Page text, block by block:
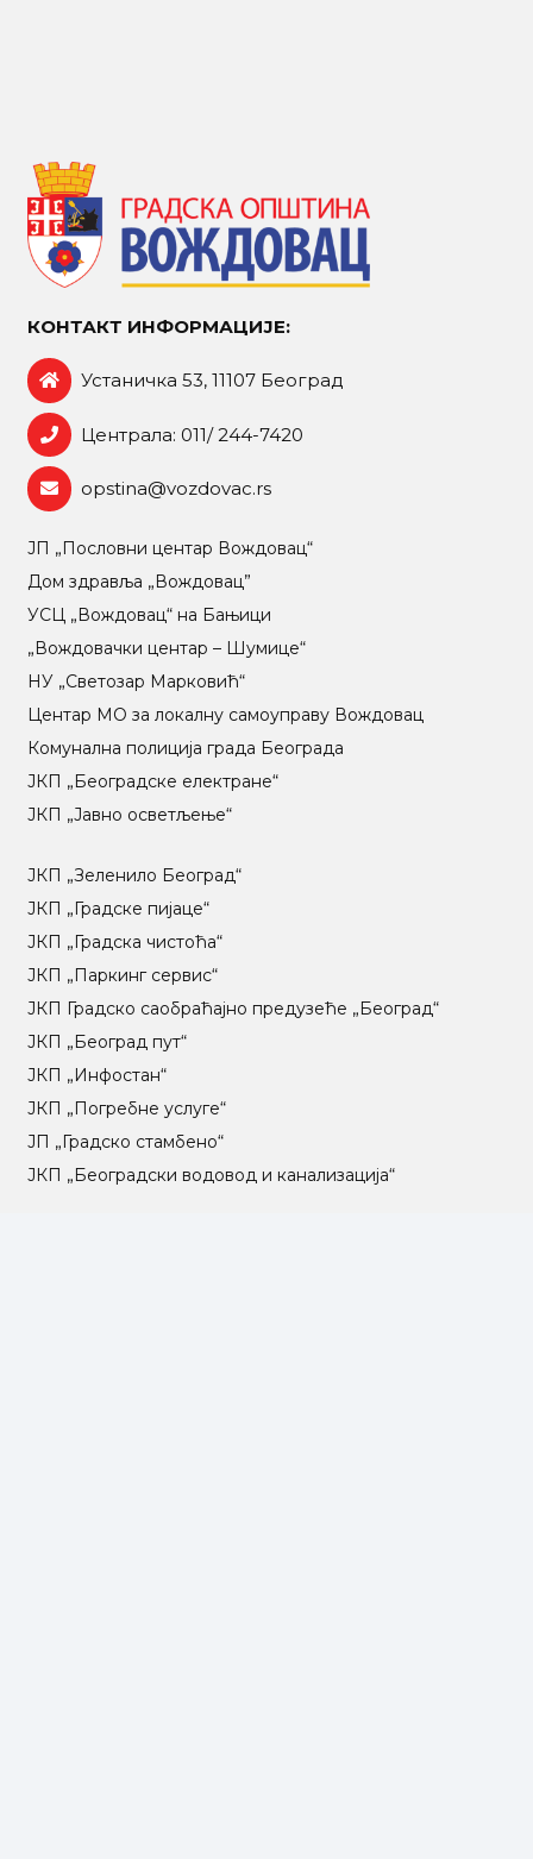
КОНТАКТ ИНФОРМАЦИЈЕ:
Устаничка 53, 11107 Београд
Централа: 011/ 244-7420
opstina@vozdovac.rs
ЈП „Пословни центар Вождовац“
Дом здравља „Вождовац”
УСЦ „Вождовац“ на Бањици
„Вождовачки центар – Шумице“
НУ „Светозар Марковић“
Центар МO за локалну самоуправу Вождовац
Комунална полиција града Београда
ЈКП „Београдске електране“
ЈКП „Јавно осветљење“
ЈКП „Зеленило Београд“
ЈКП „Градске пијаце“
ЈКП „Градска чистоћа“
ЈКП „Паркинг сервис“
ЈКП Градско саобраћајно предузеће „Београд“
ЈКП „Београд пут“
ЈКП „Инфостан“
ЈКП „Погребне услуге“
ЈП „Градско стамбено“
ЈКП „Београдски водовод и канализација“